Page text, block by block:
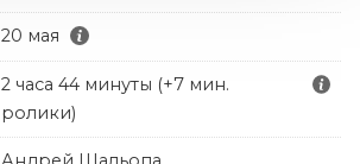
20 мая
2 часа 44 минуты (+7 мин.
ролики)